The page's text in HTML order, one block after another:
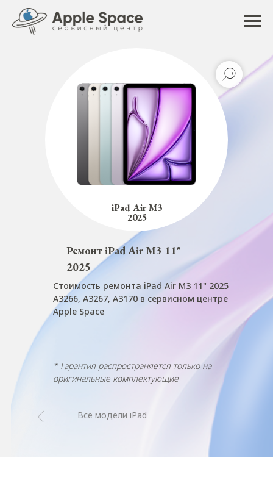
Все модели iPad
iPad Air M3
2025
Стоимость ремонта iPad Air M3 11" 2025
A3266, A3267, A3170 в сервисном центре
Apple Space
* Гарантия распространяется только на
оригинальные комплектующие
Ремонт iPad Air M3 11"
2025